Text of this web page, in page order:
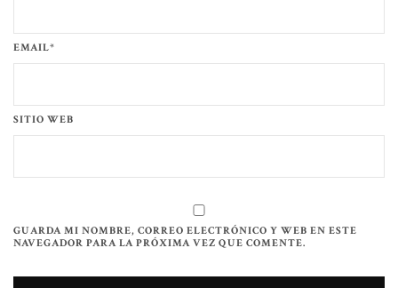
EMAIL*
SITIO WEB
GUARDA MI NOMBRE, CORREO ELECTRÓNICO Y WEB EN ESTE
NAVEGADOR PARA LA PRÓXIMA VEZ QUE COMENTE.